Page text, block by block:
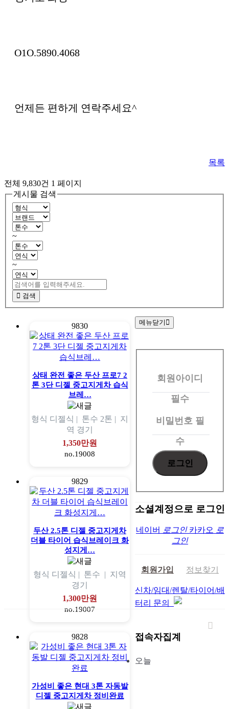
O1O.5890.4068
언제든 편하게 연락주세요^
목록
전체 9,830건 1 페이지
게시물 검색
~
~
검색
9830
상태 완전 좋은 두산 프로7 2
톤 3단 디젤 중고지게차 습식
브레…
형식 디젤식 | 톤수 2톤 | 지
역 경기
1,350만원
no.19008
9829
두산 2.5톤 디젤 중고지게차
더블 타이어 습식브레이크 화
성지게…
형식 디젤식 | 톤수 | 지역
경기
1,300만원
no.19007
9828
가성비 좋은 현대 3톤 자동발
디젤 중고지게차 정비완료
메뉴닫기
회
회원아이디
필수
비밀번호 필
수
소셜계정으로 로그인
네이버 로그인 카카오 로
그인
회원가입 정보찾기
신차/임대/렌탈/타이어/배
터리 문의
접속자집계
오늘